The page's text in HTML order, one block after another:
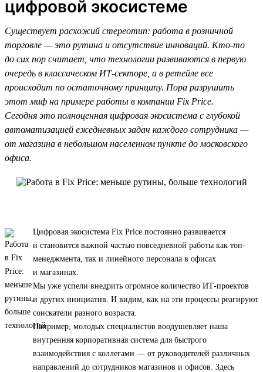
цифровой экосистеме
Существует расхожий стереотип: работа в розничной
торговле — это рутина и отсутствие инноваций. Кто-то
до сих пор считает, что технологии развиваются в первую
очередь в классическом ИТ-секторе, а в ретейле все
происходит по остаточному принципу. Пора разрушить
этот миф на примере работы в компании Fix Price.
Сегодня это полноценная цифровая экосистема с глубокой
автоматизацией ежедневных задач каждого сотрудника —
от магазина в небольшом населенном пункте до московского
офиса.
Цифровая экосистема Fix Price постоянно развивается
и становится важной частью повседневной работы как топ-
менеджмента, так и линейного персонала в офисах
и магазинах.
Мы уже успели внедрить огромное количество ИТ-проектов
и других инициатив. И видим, как на эти процессы реагируют
соискатели разного возраста.
Например, молодых специалистов воодушевляет наша
внутренняя корпоративная система для быстрого
взаимодействия с коллегами — от руководителей различных
направлений до сотрудников магазинов и офисов. Здесь